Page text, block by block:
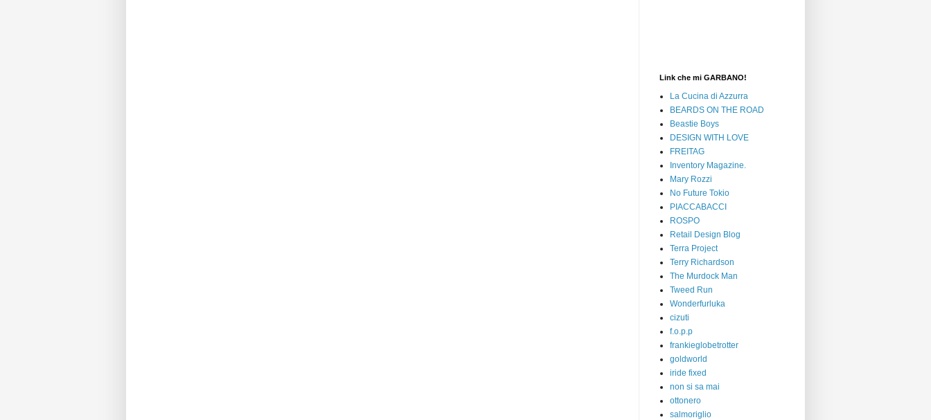
Link che mi GARBANO!
La Cucina di Azzurra
BEARDS ON THE ROAD
Beastie Boys
DESIGN WITH LOVE
FREITAG
Inventory Magazine.
Mary Rozzi
No Future Tokio
PIACCABACCI
ROSPO
Retail Design Blog
Terra Project
Terry Richardson
The Murdock Man
Tweed Run
Wonderfurluka
cizuti
f.o.p.p
frankieglobetrotter
goldworld
iride fixed
non si sa mai
ottonero
salmoriglio